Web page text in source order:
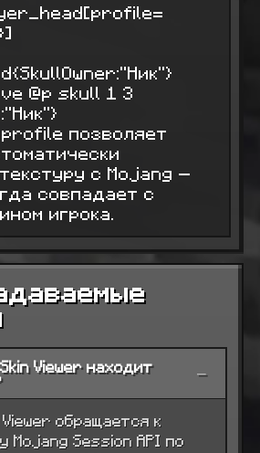
@p skull 1 3
позволяет
с Mojang —
совпадает с
игрока.
Viewer находит −
обращается к
Mojang Session API по